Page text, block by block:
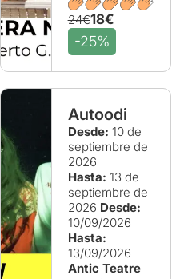
24€18€
-25%
Autoodi
Desde: 10 de
septiembre de
2026
Hasta: 13 de
septiembre de
2026 Desde:
10/09/2026
Hasta:
13/09/2026
Antic Teatre